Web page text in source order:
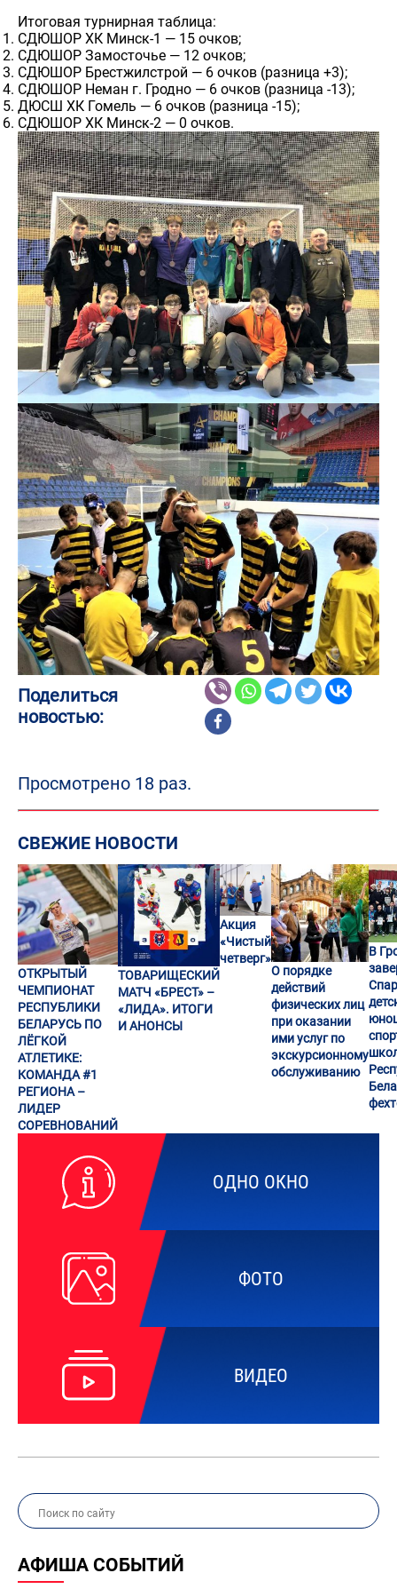
ОДНО ОКНО
ФОТО
ВИДЕО
АФИША СОБЫТИЙ
Итоговая турнирная таблица:
СДЮШОР ХК Минск-1 — 15 очков;
СДЮШОР Замосточье — 12 очков;
СДЮШОР Брестжилстрой — 6 очков (разница +3);
СДЮШОР Неман г. Гродно — 6 очков (разница -13);
ДЮСШ ХК Гомель — 6 очков (разница -15);
СДЮШОР ХК Минск-2 — 0 очков.
Поделиться
новостью:
Просмотрено 18 раз.
СВЕЖИЕ НОВОСТИ
ОТКРЫТЫЙ
ЧЕМПИОНАТ
РЕСПУБЛИКИ
БЕЛАРУСЬ ПО
ЛЁГКОЙ
АТЛЕТИКЕ:
КОМАНДА #1
РЕГИОНА –
ЛИДЕР
СОРЕВНОВАНИЙ
ТОВАРИЩЕСКИЙ
МАТЧ «БРЕСТ» –
«ЛИДА». ИТОГИ
И АНОНСЫ
Акция
«Чистый
четверг»
О порядке
действий
физических лиц
при оказании
ими услуг по
экскурсионному
обслуживанию
В